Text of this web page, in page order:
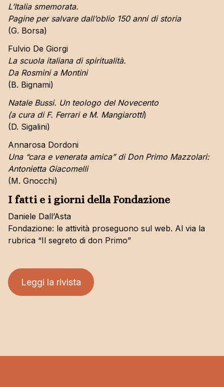
L’Italia smemorata.
Pagine per salvare dall’oblio 150 anni di storia
(G. Borsa)
Fulvio De Giorgi
La scuola italiana di spiritualità.
Da Rosmini a Montini
(B. Bignami)
Natale Bussi. Un teologo del Novecento
(a cura di F. Ferrari e M. Mangiarotti)
(D. Sigalini)
Annarosa Dordoni
Una “cara e venerata amica” di Don Primo Mazzolari:
Antonietta Giacomelli
(M. Gnocchi)
I fatti e i giorni della Fondazione
Daniele Dall’Asta
Fondazione: le attività proseguono sul web. Al via la
rubrica “Il segreto di don Primo”
Leggi la rivista